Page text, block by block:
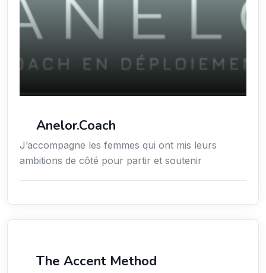
Anelor.Coach
J’accompagne les femmes qui ont mis leurs
ambitions de côté pour partir et soutenir
The Accent Method